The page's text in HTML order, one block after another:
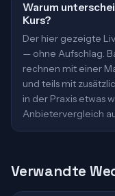
Warum
Kurs?
Der hier gezeigte
— ohne Aufschlag.
rechnen mit einer
und teils mit
in der Praxis etwas
Anbietervergleich
Verwandte